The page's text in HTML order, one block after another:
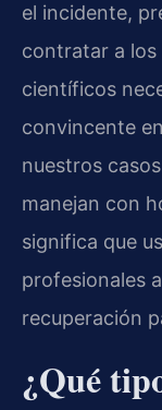
el incidente,
contratar a
científicos
convincente
nuestros
manejan con
significa que
profesionales
recuperación
¿Qué